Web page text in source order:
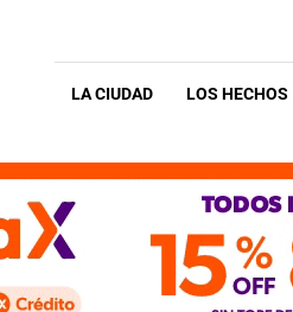
LA CIUDAD LOS HECHOS